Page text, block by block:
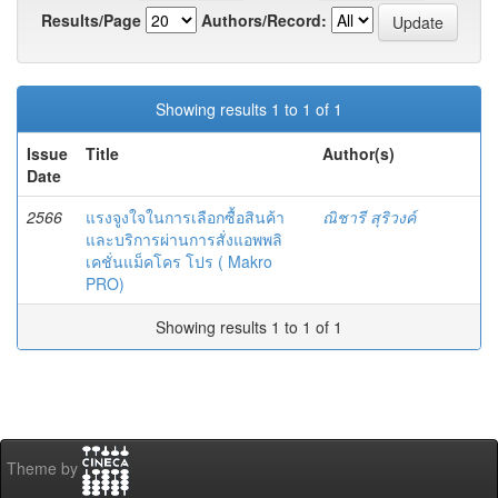
Results/Page
Authors/Record:
Showing results 1 to 1 of 1
Issue
Date
Title Author(s)
2566
แรงจูงใจในการเลือกซื้อสินค้า
และบริการผ่านการสั่งแอพพลิ
เคชั่นแม็คโคร โปร ( Makro
PRO)
ณิชารี สุริวงค์
Showing results 1 to 1 of 1
Theme by